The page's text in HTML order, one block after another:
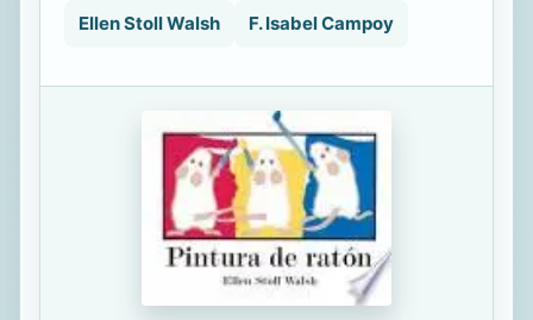
Ellen Stoll Walsh F. Isabel Campoy